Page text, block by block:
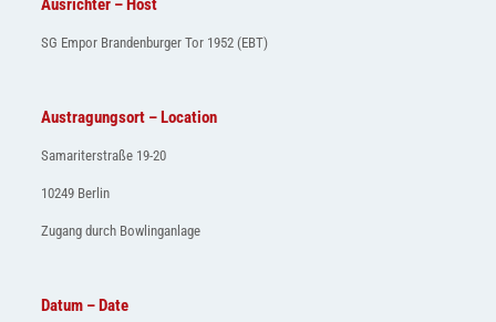
Ausrichter – Host
SG Empor Brandenburger Tor 1952 (EBT)
Austragungsort – Location
Samariterstraße 19-20
10249 Berlin
Zugang durch Bowlinganlage
Datum – Date